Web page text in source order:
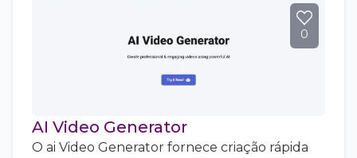
0
AI Video Generator
O ai Video Generator fornece criação rápida